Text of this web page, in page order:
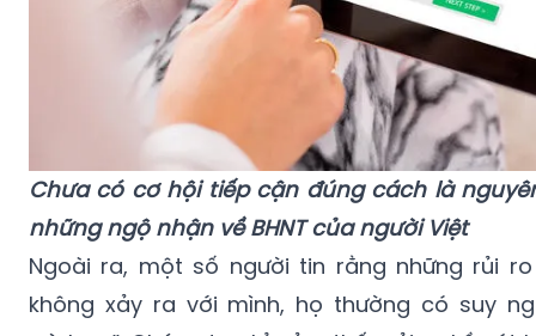
Chưa có cơ hội tiếp cận đúng cách là
những ngộ nhận về BHNT của người Việt
Ngoài ra, một số người tin rằng những rủi
không xảy ra với mình, họ thường có suy